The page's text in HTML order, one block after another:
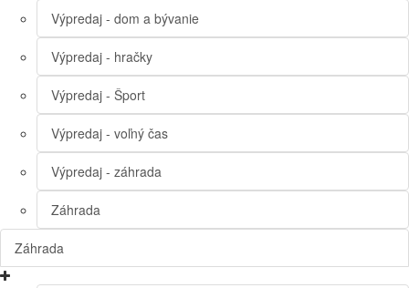
Výpredaj - dom a bývanie
Výpredaj - hračky
Výpredaj - Šport
Výpredaj - voľný čas
Výpredaj - záhrada
Záhrada
Záhrada